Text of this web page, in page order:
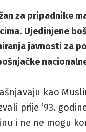
za pripadnike
Ujedinjene
javnosti za
kao
prije ‘93.
i ne ne mogu